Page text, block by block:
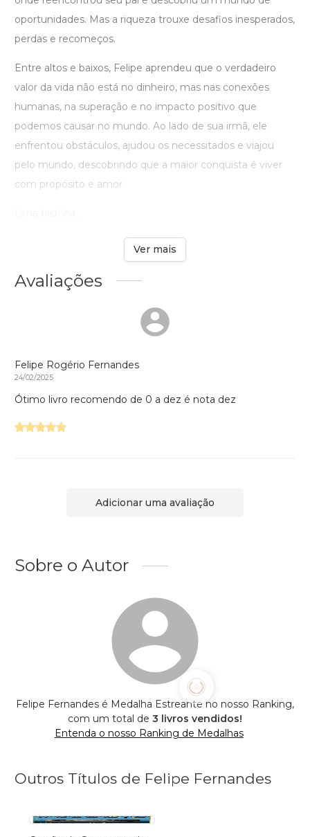
oportunidades. Mas a riqueza trouxe desafios inesperados,
perdas e recomeços.
Entre altos e baixos, Felipe aprendeu que o verdadeiro
valor da vida não está no dinheiro, mas nas conexões
humanas, na superação e no impacto positivo que
podemos causar no mundo. Ao lado de sua irmã, ele
enfrentou obstáculos, ajudou os necessitados e viajou
pelo mundo, descobrindo que a maior conquista é viver
com propósito e amor.
Ver mais
Avaliações
Felipe Rogério Fernandes
24/02/2025
Ótimo livro recomendo de 0 a dez é nota dez
Adicionar uma avaliação
Sobre o Autor
Felipe Fernandes é Medalha Estreante no nosso Ranking,
com um total de 3 livros vendidos!
Entenda o nosso Ranking de Medalhas
Outros Títulos de Felipe Fernandes